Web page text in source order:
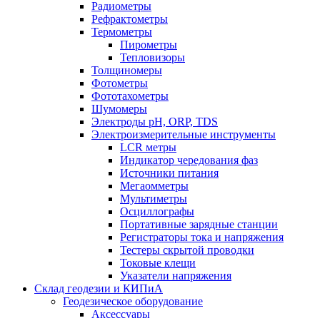
Радиометры
Рефрактометры
Термометры
Пирометры
Тепловизоры
Толщиномеры
Фотометры
Фототахометры
Шумомеры
Электроды pH, ORP, TDS
Электроизмерительные инструменты
LCR метры
Индикатор чередования фаз
Источники питания
Мегаомметры
Мультиметры
Осциллографы
Портативные зарядные станции
Регистраторы тока и напряжения
Тестеры скрытой проводки
Токовые клещи
Указатели напряжения
Склад геодезии и КИПиА
Геодезическое оборудование
Аксессуары